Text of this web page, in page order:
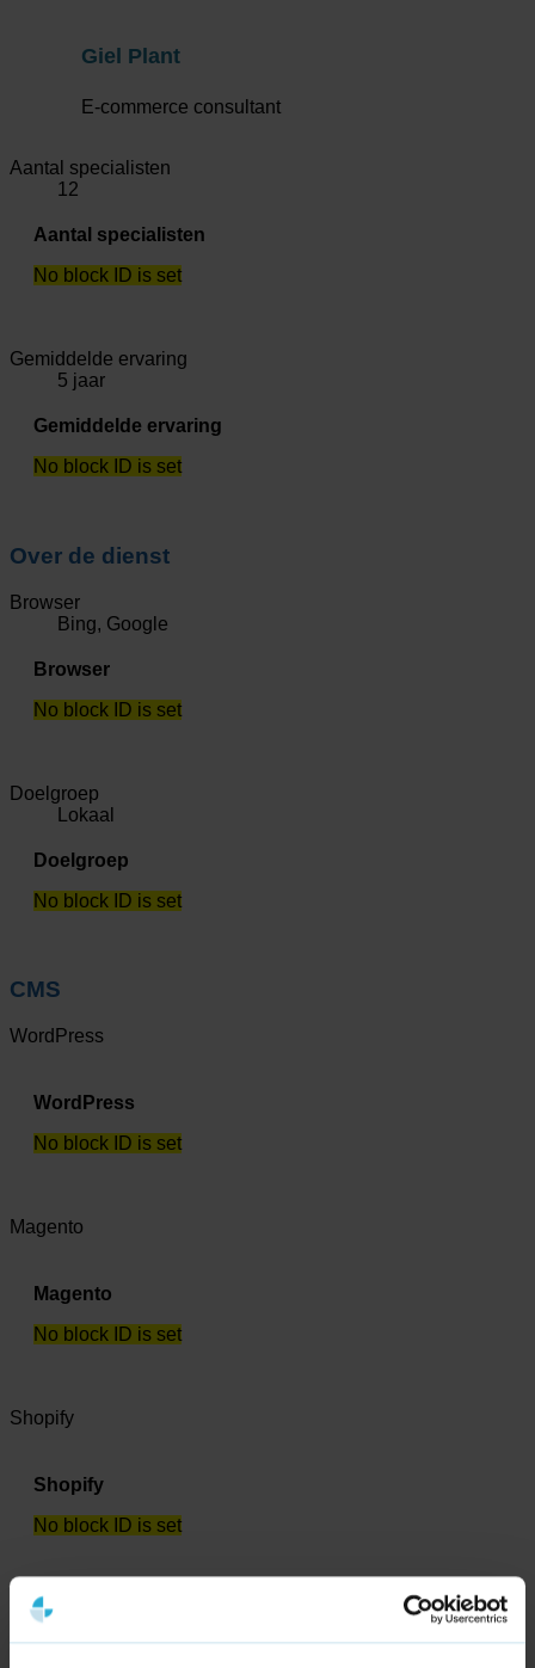
Giel Plant
E-commerce consultant
Aantal specialisten
12
Aantal specialisten
No block ID is set
Gemiddelde ervaring
5 jaar
Gemiddelde ervaring
No block ID is set
Over de dienst
Browser
Bing, Google
Browser
No block ID is set
Doelgroep
Lokaal
Doelgroep
No block ID is set
CMS
WordPress
WordPress
No block ID is set
Magento
Magento
No block ID is set
Shopify
Shopify
No block ID is set
Tooling